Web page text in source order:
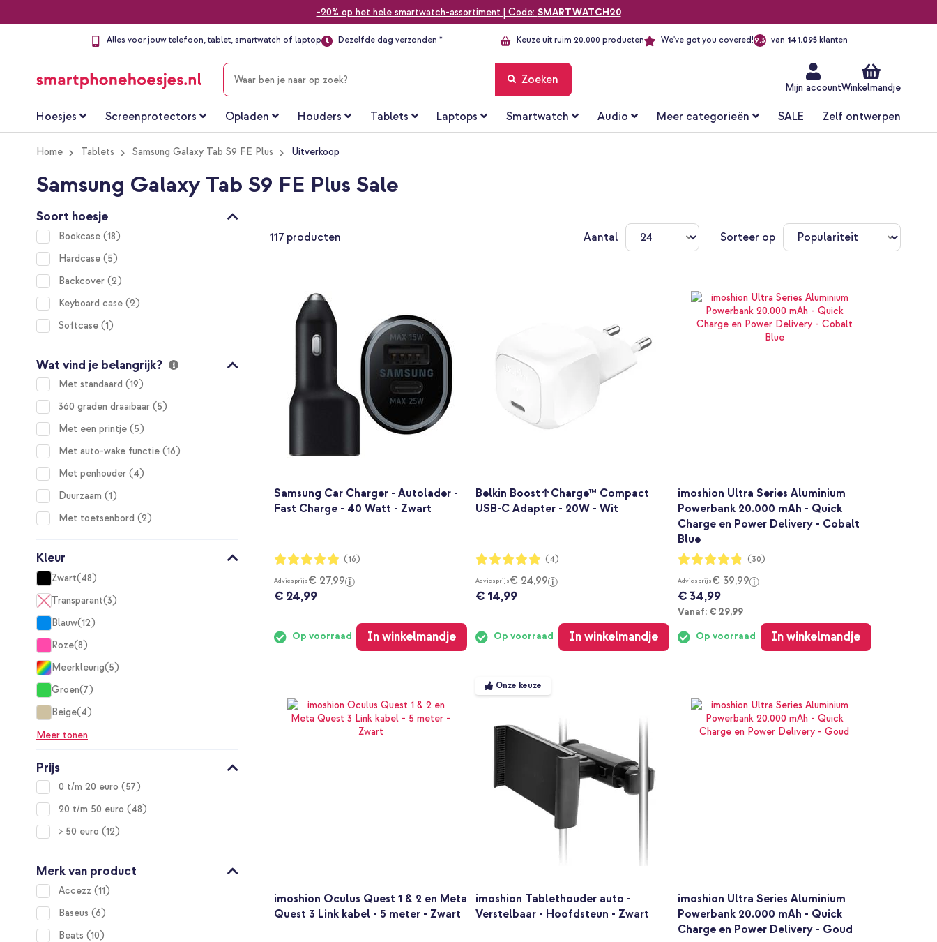
-20% op het hele smartwatch-assortiment | Code: SMARTWATCH20
Alles voor jouw telefoon, tablet, smartwatch of laptop Dezelfde dag verzonden * Keuze uit ruim 20.000 producten We've got you covered!9.3 van 141.095klanten
Mijn accountWinkelmandje
ZOEKEN Zoeken
Hoesjes Screenprotectors Opladen Houders Tablets Laptops Smartwatch Audio Meer categorieën SALE Zelf ontwerpen
Home Tablets Samsung Galaxy Tab S9 FE Plus Uitverkoop
Samsung Galaxy Tab S9 FE Plus Sale
117producten Aantal Sorteer op
Samsung Car Charger - Autolader -
Fast Charge - 40 Watt - Zwart
Waardering:
100%
(16)
Adviesprijs€ 27,99
€ 24,99
Op voorraad In winkelmandje
Belkin Boost↑Charge™ Compact
USB-C Adapter - 20W - Wit
Waardering:
100%
(4)
Adviesprijs€ 24,99
€ 14,99
Op voorraad In winkelmandje
imoshion Ultra Series Aluminium
Powerbank 20.000 mAh - Quick
Charge en Power Delivery - Cobalt
Blue
Waardering:
96%
(30)
Adviesprijs€ 39,99
€ 34,99
Vanaf: Vanaf
€ 29,99
Op voorraad In winkelmandje
imoshion Oculus Quest 1 & 2 en Meta
Quest 3 Link kabel - 5 meter - Zwart
Onze keuze
imoshion Tablethouder auto -
Verstelbaar - Hoofdsteun - Zwart
imoshion Ultra Series Aluminium
Powerbank 20.000 mAh - Quick
Charge en Power Delivery - Goud
Soort hoesje
Bookcase 18
items
Hardcase
5
items
Backcover 2
items
Keyboard case 2
items
Softcase 1
item
Wat vind je belangrijk?
Met standaard 19
items
360 graden draaibaar
5
items
Met een printje
5
items
Met auto-wake functie 16
items
Met penhouder
4
items
Duurzaam
1
item
Met toetsenbord
2
items
Kleur
Zwart 48
items
Transparant 3
items
Blauw 12
items
Roze 8
items
Meerkleurig 5
items
Groen 7
items
Beige 4
items
Meer tonen
Prijs
0 t/m 20 euro 57
items
20 t/m 50 euro
48
items
> 50 euro
12
items
Merk van product
Accezz 11
items
Baseus
6
items
Beats
10
items